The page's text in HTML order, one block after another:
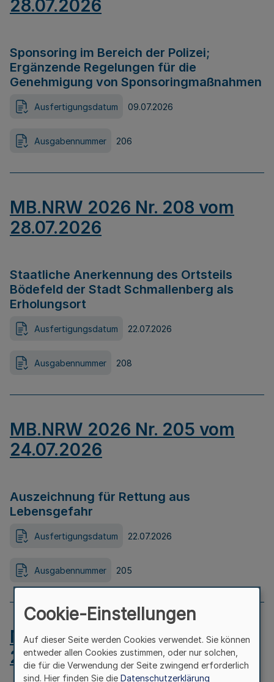
28.07.2026
Sponsoring im Bereich der Polizei;
Ergänzende Regelungen für die
Genehmigung von Sponsoringmaßnahmen
Ausfertigungsdatum 09.07.2026
Ausgabennummer 206
MB.NRW 2026 Nr. 208 vom
28.07.2026
Staatliche Anerkennung des Ortsteils
Bödefeld der Stadt Schmallenberg als
Erholungsort
Ausfertigungsdatum 22.07.2026
Ausgabennummer 208
MB.NRW 2026 Nr. 205 vom
24.07.2026
Auszeichnung für Rettung aus
Lebensgefahr
Ausfertigungsdatum 22.07.2026
Ausgabennummer 205
MB.NRW 2026 Nr. 204 vom
24.07.2026
Cookie-Einstellungen
Auf dieser Seite werden Cookies verwendet. Sie können
entweder allen Cookies zustimmen, oder nur solchen,
die für die Verwendung der Seite zwingend erforderlich
sind. Hier finden Sie die Datenschutzerklärung